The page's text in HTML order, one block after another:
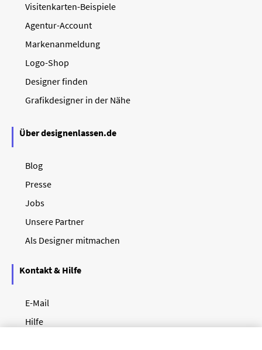
Visitenkarten-Beispiele
Agentur-Account
Markenanmeldung
Logo-Shop
Designer finden
Grafikdesigner in der Nähe
Über designenlassen.de
Blog
Presse
Jobs
Unsere Partner
Als Designer mitmachen
Kontakt & Hilfe
E-Mail
Hilfe